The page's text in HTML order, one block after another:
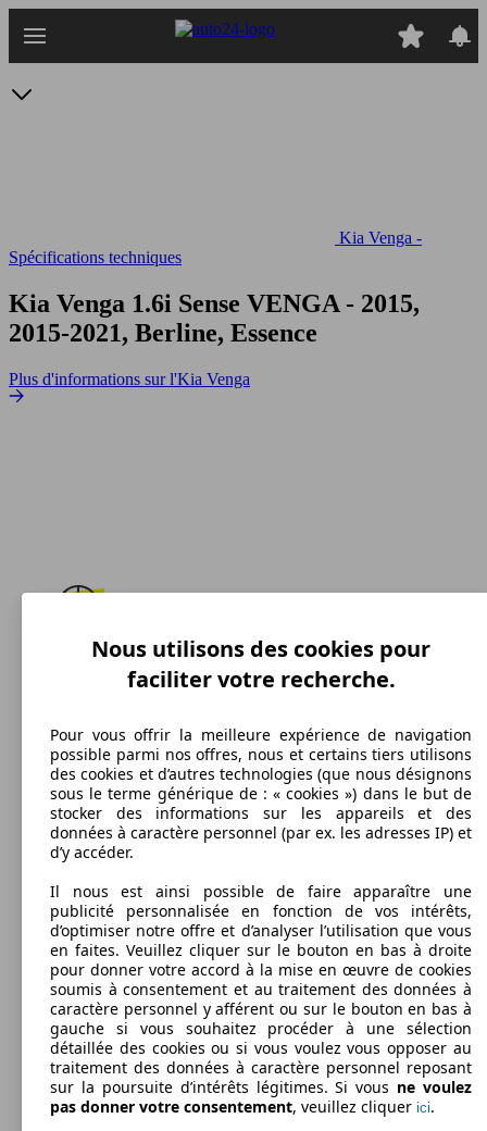
au
Kia Venga -
Spécifications techniques
Kia Venga 1.6i Sense VENGA - 2015,
2015-2021, Berline, Essence
Plus d'informations sur l'Kia Venga
178 km/h
Essence
Carburant
150 g/km
Émissions de CO2 (combinées)*
Ø 6.5 l/100km
Nous utilisons des cookies pour
faciliter votre recherche.
Pour vous offrir la meilleure expérience de navigation
possible parmi nos offres, nous et certains tiers utilisons
des cookies et d’autres technologies (que nous désignons
sous le terme générique de : « cookies ») dans le but de
stocker des informations sur les appareils et des
données à caractère personnel (par ex. les adresses IP) et
d’y accéder.
Il nous est ainsi possible de faire apparaître une
publicité personnalisée en fonction de vos intérêts,
d’optimiser notre offre et d’analyser l’utilisation que vous
en faites. Veuillez cliquer sur le bouton en bas à droite
pour donner votre accord à la mise en œuvre de cookies
soumis à consentement et au traitement des données à
caractère personnel y afférent ou sur le bouton en bas à
gauche si vous souhaitez procéder à une sélection
détaillée des cookies ou si vous voulez vous opposer au
traitement des données à caractère personnel reposant
sur la poursuite d’intérêts légitimes. Si vous ne voulez
pas donner votre consentement, veuillez cliquer ici.